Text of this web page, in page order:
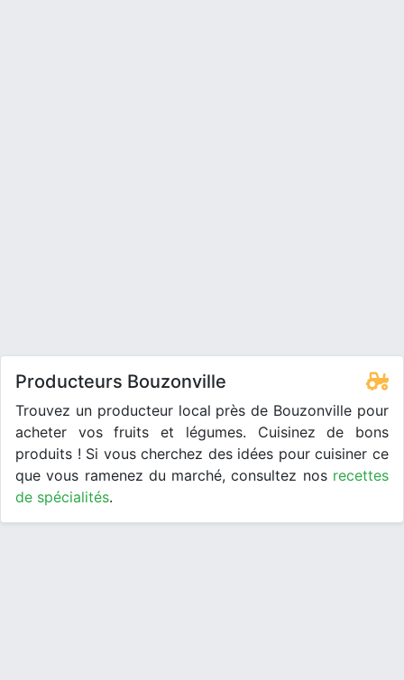
Producteurs Bouzonville
Trouvez un producteur local près de Bouzonville pour
acheter vos fruits et légumes. Cuisinez de bons
produits ! Si vous cherchez des idées pour cuisiner ce
que vous ramenez du marché, consultez nos recettes
de spécialités.